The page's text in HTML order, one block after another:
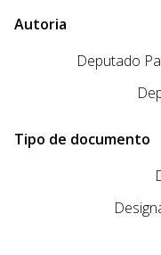
Autoria
Deputado
Tipo de documento